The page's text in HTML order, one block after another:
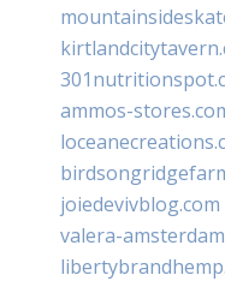
ammos-
joiedevivblog.com
valera-